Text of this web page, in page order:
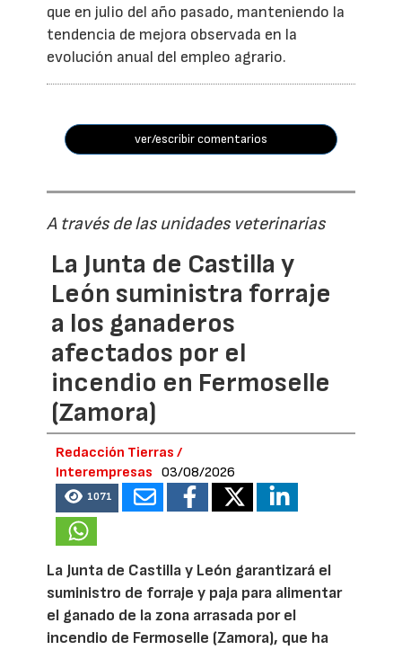
que en julio del año pasado, manteniendo la
tendencia de mejora observada en la
evolución anual del empleo agrario.
ver/escribir comentarios
A través de las unidades veterinarias
La Junta de Castilla y
León suministra forraje
a los ganaderos
afectados por el
incendio en Fermoselle
(Zamora)
Redacción Tierras /
Interempresas
03/08/2026
1071
La Junta de Castilla y León garantizará el
suministro de forraje y paja para alimentar
el ganado de la zona arrasada por el
incendio de Fermoselle (Zamora), que ha